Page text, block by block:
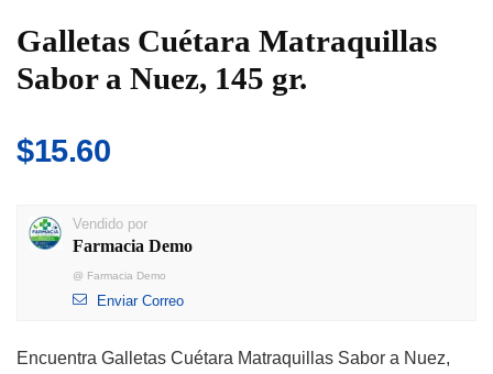
Galletas Cuétara Matraquillas
Sabor a Nuez, 145 gr.
$15.60
Vendido por
Farmacia Demo
@ Farmacia Demo
Enviar Correo
Encuentra Galletas Cuétara Matraquillas Sabor a Nuez,